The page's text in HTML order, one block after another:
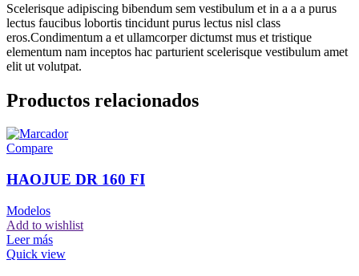
Scelerisque adipiscing bibendum sem vestibulum et in a a a purus
lectus faucibus lobortis tincidunt purus lectus nisl class
eros.Condimentum a et ullamcorper dictumst mus et tristique
elementum nam inceptos hac parturient scelerisque vestibulum amet
elit ut volutpat.
Productos relacionados
Compare
HAOJUE DR 160 FI
Modelos
Add to wishlist
Leer más
Quick view